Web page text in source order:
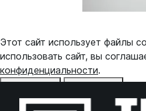
Этот сайт использует файлы
использовать сайт, вы
конфиденциальности.